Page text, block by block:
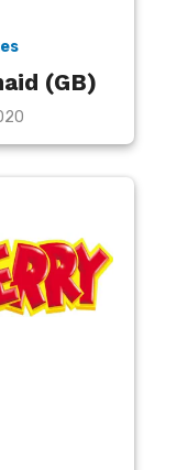
(GB)